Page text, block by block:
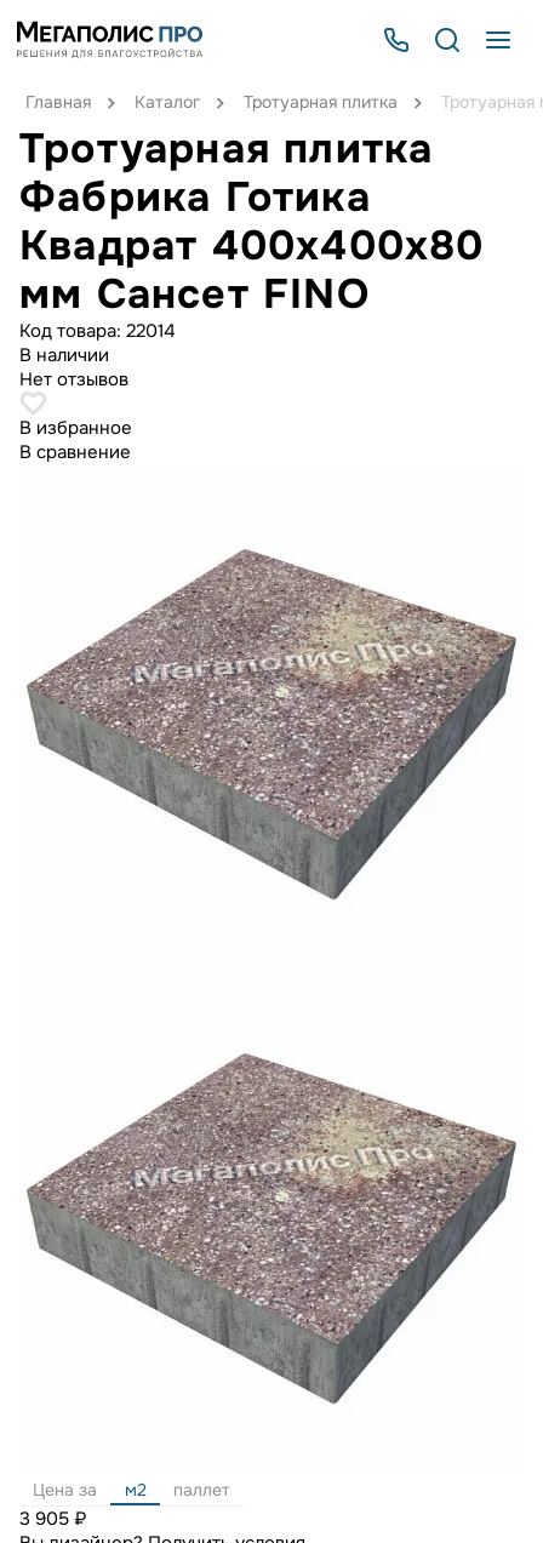
Главная Каталог Тротуарная плитка
Тротуарная плитка
Фабрика Готика
Квадрат 400х400х80
мм Сансет FINO
Код товара: 22014
В наличии
Нет отзывов
В избранное
В сравнение
Цена за м2 паллет
3 905 ₽